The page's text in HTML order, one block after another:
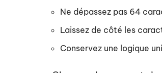
Ne dépassez pas 64
Laissez de côté les
Conservez une logique